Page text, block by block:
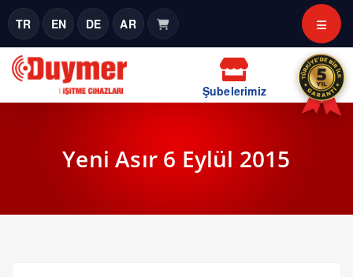
TR EN DE AR
Şubelerimiz
Yeni Asır 6 Eylül 2015